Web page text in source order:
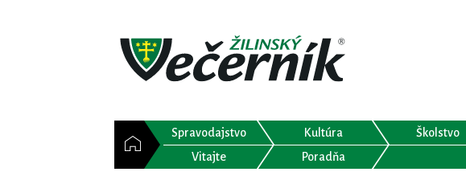
Spravodajstvo Kultúra Školstvo
Vitajte
Poradňa